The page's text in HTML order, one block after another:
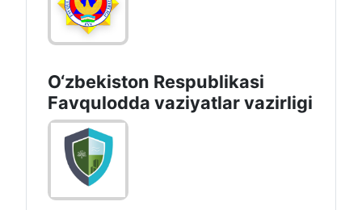
O‘zbеkiston Rеspublikаsi Ichki
ishlаr vаzirligi